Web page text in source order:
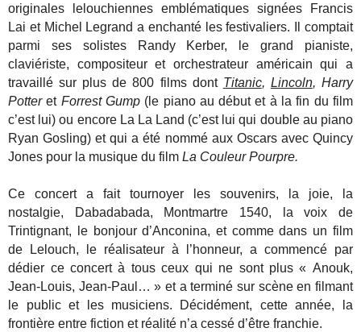
originales lelouchiennes emblématiques signées Francis
Lai et Michel Legrand a enchanté les festivaliers. Il comptait
parmi ses solistes Randy Kerber, le grand pianiste,
claviériste, compositeur et orchestrateur américain qui a
travaillé sur plus de 800 films dont Titanic, Lincoln, Harry
Potteret Forrest Gump (le piano au début et à la fin du film
c’est lui) ou encore La La Land (c’est lui qui double au piano
Ryan Gosling) et qui a été nommé aux Oscars avec Quincy
Jones pour la musique du filmLa Couleur Pourpre.
Ce concert a fait tournoyer les souvenirs, la joie, la
nostalgie, Dabadabada, Montmartre 1540, la voix de
Trintignant, le bonjour d’Anconina, et comme dans un film
de Lelouch, le réalisateur à l’honneur, a commencé par
dédier ce concert à tous ceux qui ne sont plus « Anouk,
Jean-Louis, Jean-Paul… » et a terminé sur scène en filmant
le public et les musiciens. Décidément, cette année, la
frontière entre fiction et réalité n’a cessé d’être franchie.